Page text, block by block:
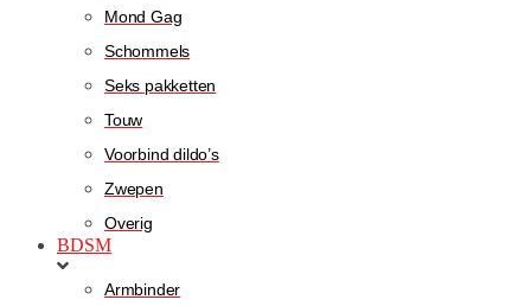
Mond Gag
Schommels
Seks pakketten
Touw
Voorbind dildo’s
Zwepen
Overig
BDSM
Armbinder